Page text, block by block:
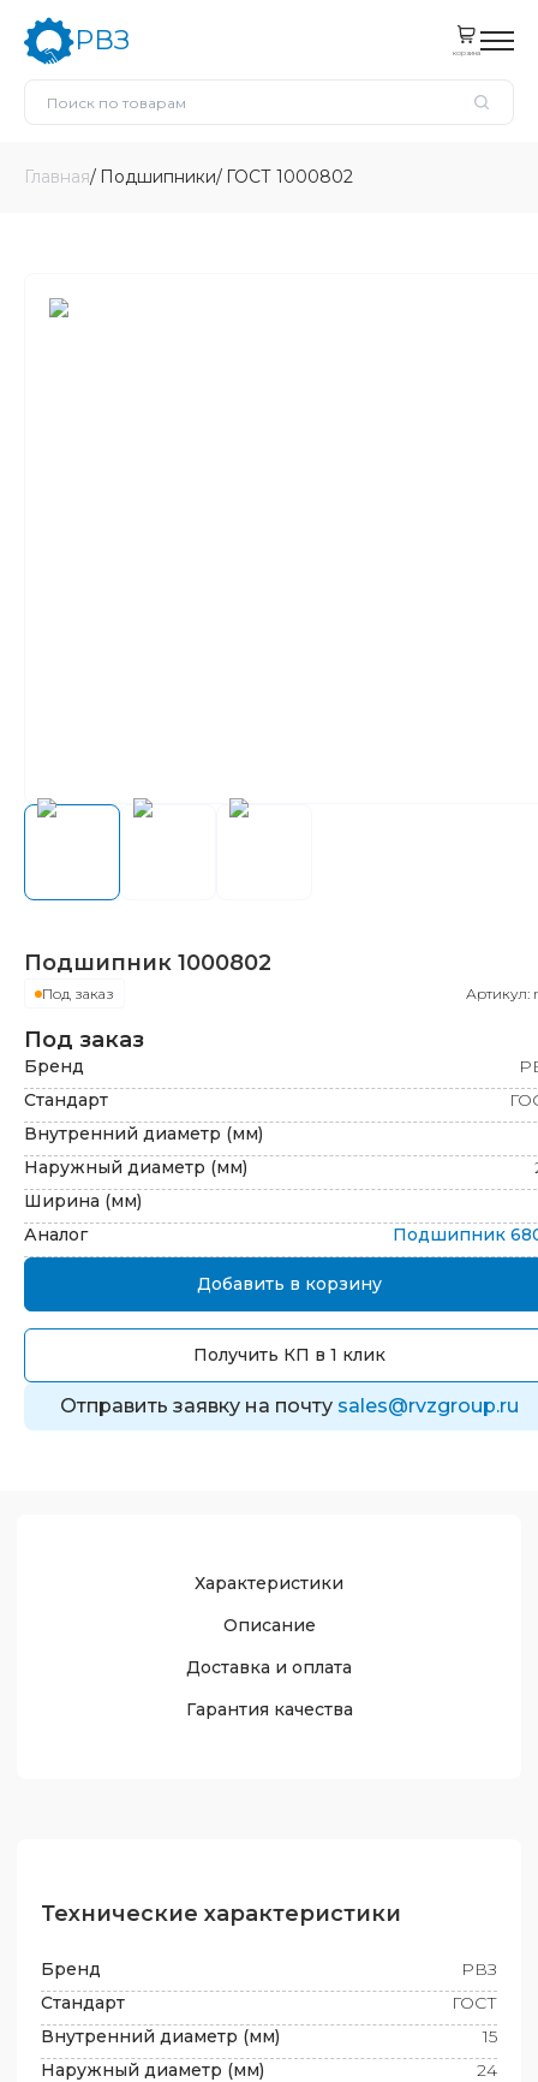
РВЗ корзина
Главная Подшипники ГОСТ 1000802
Подшипник 1000802
Под заказ Артикул:
Под заказ
Бренд
Стандарт
Внутренний диаметр (мм)
Наружный диаметр (мм)
Ширина (мм)
Аналог
Подшипник
Добавить в корзину
Получить КП в 1 клик
Отправить заявку на почту sales@rvzgroup.ru
Характеристики
Описание
Доставка и оплата
Гарантия качества
Технические характеристики
Бренд
РВЗ
Стандарт
ГОСТ
Внутренний диаметр (мм)
15
Наружный диаметр (мм)
24